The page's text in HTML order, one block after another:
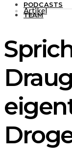
PODCASTS
TEAM
Artikel